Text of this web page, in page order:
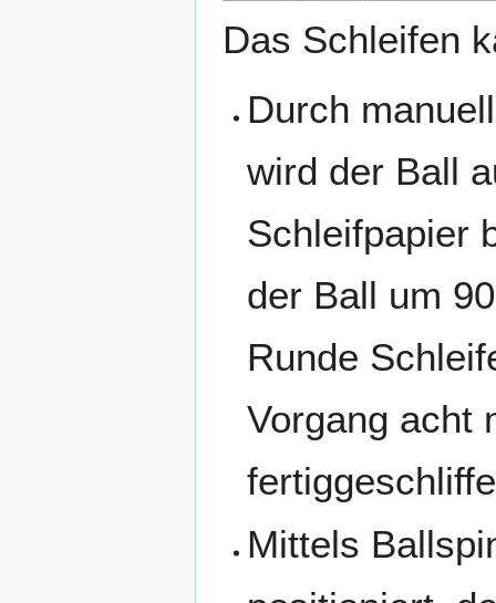
Das Schleifen
Durch
wird der Ball
Schleifpapier
der Ball um
Runde
Vorgang acht
Mittels